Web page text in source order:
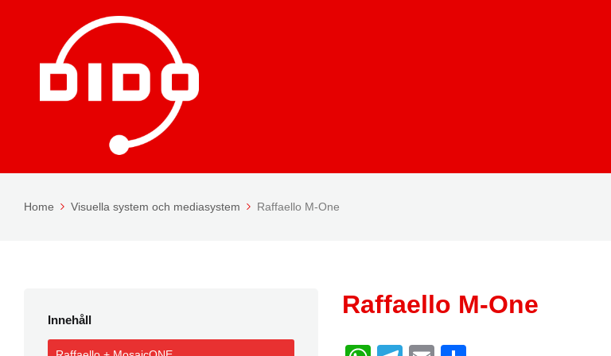
Home Visuella system och mediasystem Raffaello M-One
Innehåll
Raffaello M-One